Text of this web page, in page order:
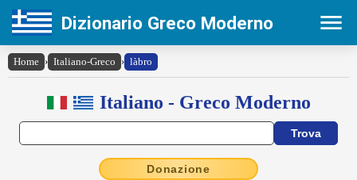
Dizionario Greco Moderno
Home › Italiano-Greco › làbro
Italiano - Greco Moderno
Donazione